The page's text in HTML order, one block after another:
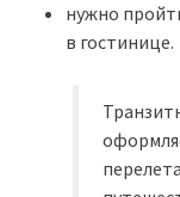
нужно
в гостинице.